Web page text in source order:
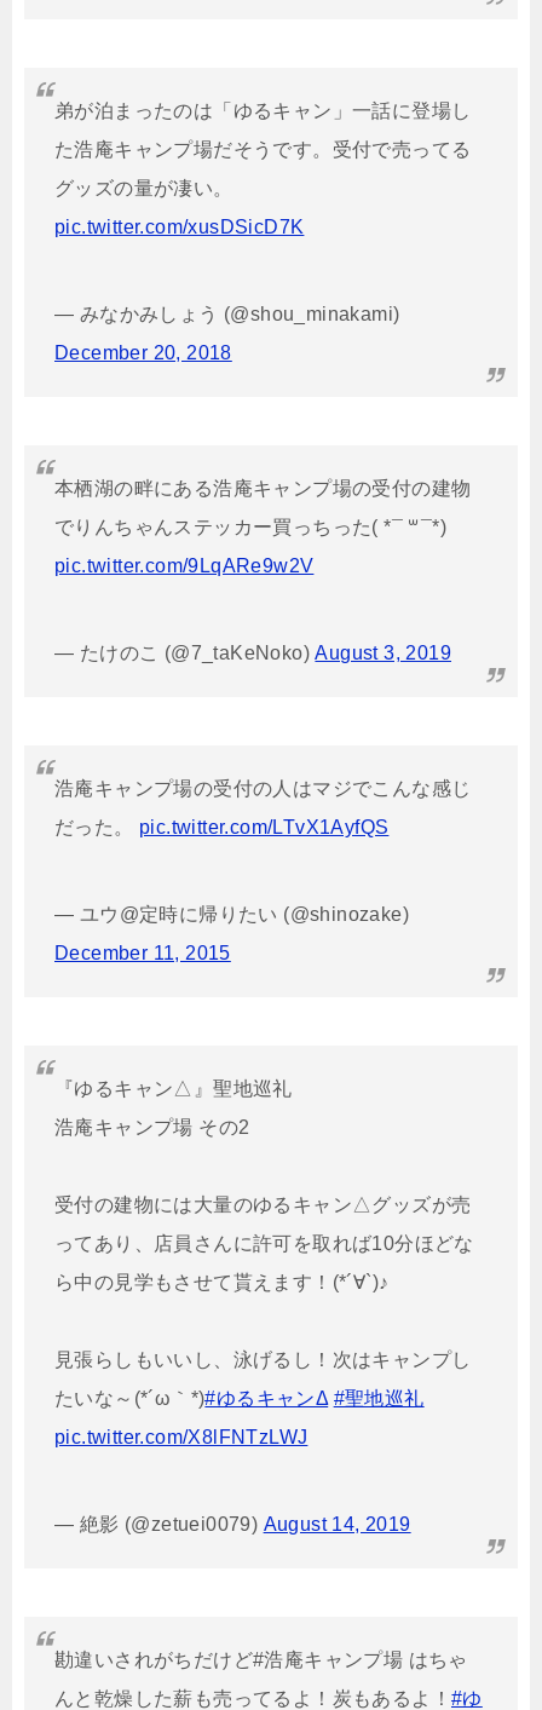
弟が泊まったのは「ゆるキャン」一話に登場し
た浩庵キャンプ場だそうです。受付で売ってる
グッズの量が凄い。
pic.twitter.com/xusDSicD7K
— みなかみしょう (@shou_minakami)
December 20, 2018
本栖湖の畔にある浩庵キャンプ場の受付の建物
でりんちゃんステッカー買っちった( *¯ ꒳¯*)
pic.twitter.com/9LqARe9w2V
— たけのこ (@7_taKeNoko)August 3, 2019
浩庵キャンプ場の受付の人はマジでこんな感じ
だった。 pic.twitter.com/LTvX1AyfQS
— ユウ@定時に帰りたい (@shinozake)
December 11, 2015
『ゆるキャン△』聖地巡礼
浩庵キャンプ場 その2
受付の建物には大量のゆるキャン△グッズが売
ってあり、店員さんに許可を取れば10分ほどな
ら中の見学もさせて貰えます！(*´∀`)♪
見張らしもいいし、泳げるし！次はキャンプし
たいな～(*´ω｀*)#ゆるキャンΔ #聖地巡礼
pic.twitter.com/X8lFNTzLWJ
— 絶影 (@zetuei0079) August 14, 2019
勘違いされがちだけど#浩庵キャンプ場 はちゃ
んと乾燥した薪も売ってるよ！炭もあるよ！ #ゆ